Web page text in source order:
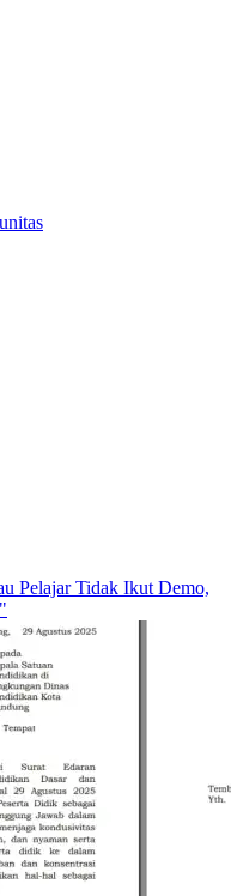
Pelajar Tidak Ikut Demo,